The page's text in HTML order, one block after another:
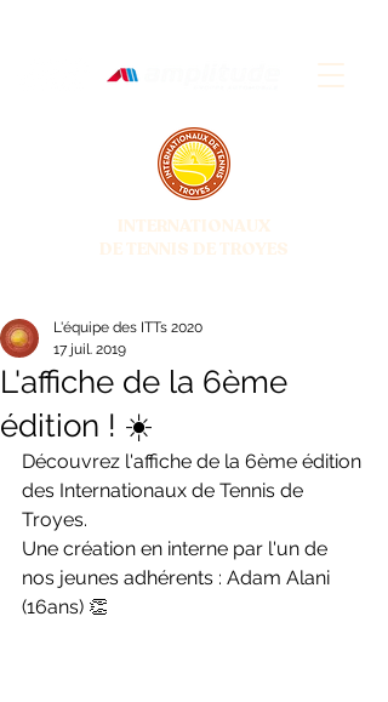
INTERNATIONAUX
DE TENNIS DE TROYES
L'affiche de la 6ème
édition ! ☀️
L'équipe des ITTs 2020
17 juil. 2019
Découvrez l'affiche de la 6ème édition
des Internationaux de Tennis de
Troyes.
Une création en interne par l'un de
nos jeunes adhérents : Adam Alani
(16ans) 👏